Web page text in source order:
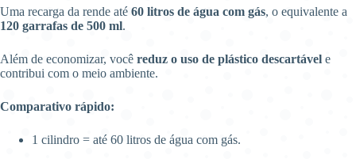
Uma recarga da rende até 60 litros de água com gás, o equivalente a
120 garrafas de 500 ml.
Além de economizar, você reduz o uso de plástico descartável e
contribui com o meio ambiente.
Comparativo rápido:
1 cilindro = até 60 litros de água com gás.